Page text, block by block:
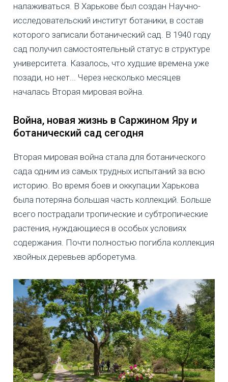
налаживаться. В Харькове был создан Научно-
исследовательский институт ботаники, в состав
которого записали ботанический сад. В 1940 году
сад получил самостоятельный статус в структуре
университета. Казалось, что худшие времена уже
позади, но нет... Через несколько месяцев
началась Вторая мировая война.
Война, новая жизнь в Саржином Яру и
ботанический сад сегодня
Вторая мировая война стала для ботанического
сада одним из самых трудных испытаний за всю
историю. Во время боев и оккупации Харькова
была потеряна большая часть коллекций. Больше
всего пострадали тропические и субтропические
растения, нуждающиеся в особых условиях
содержания. Почти полностью погибла коллекция
хвойных деревьев арборетума.